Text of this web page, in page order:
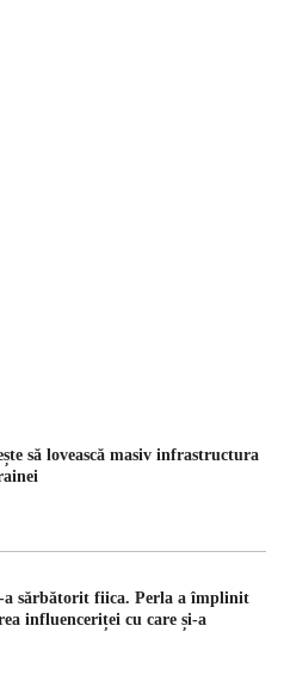
să lovească masiv infrastructura
a sărbătorit fiica. Perla a împlinit
influenceriței cu care și-a